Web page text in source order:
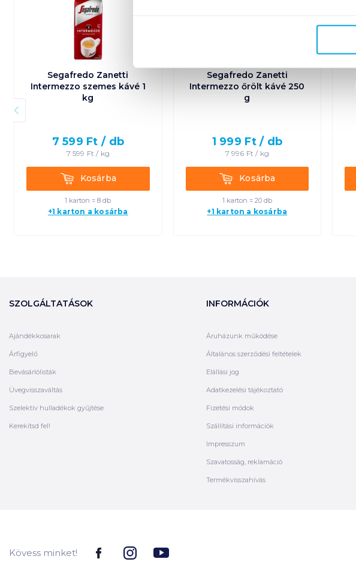
Segafredo Zanetti
Intermezzo szemes kávé 1
kg
7 599 Ft / db
7 599 Ft / kg
KosárbaKosárba
1 karton = 8 db
+1 karton a kosárba
Segafredo Zanetti
Intermezzo őrölt kávé 250
g
1 999 Ft / db
7 996 Ft / kg
KosárbaKosárba
1 karton = 20 db
+1 karton a kosárba
SZOLGÁLTATÁSOK
Ajándékkosarak
Árfigyelő
Bevásárlólisták
Üvegvisszaváltás
Szelektív hulladékok gyűjtése
Kerekítsd fel!
INFORMÁCIÓK
Áruházunk működése
Általános szerződési feltételek
Elállási jog
Adatkezelési tájékoztató
Fizetési módok
Szállítási információk
Impresszum
Szavatosság, reklamáció
Termékvisszahívás
Kövess minket!